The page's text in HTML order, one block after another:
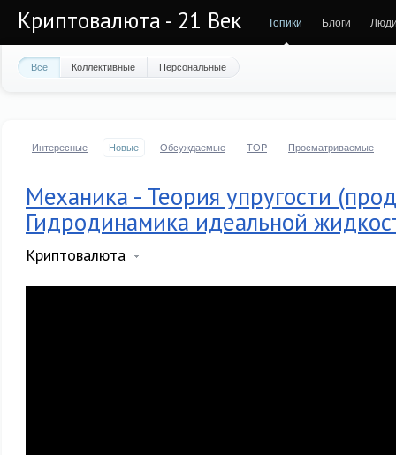
Криптовалюта - 21 Век Топики Блоги
Все Коллективные Персональные
Интересные Новые Обсуждаемые TOP Просматриваемые
Механика - Теория упругости
Гидродинамика идеальной
Криптовалюта